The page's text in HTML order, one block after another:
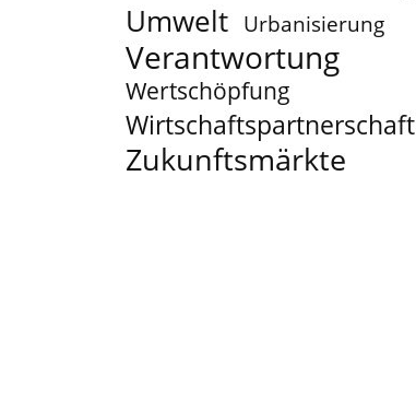
Umwelt Urbanisierung
Verantwortung
Wertschöpfung
Wirtschaftspartnerschaft
Zukunftsmärkte